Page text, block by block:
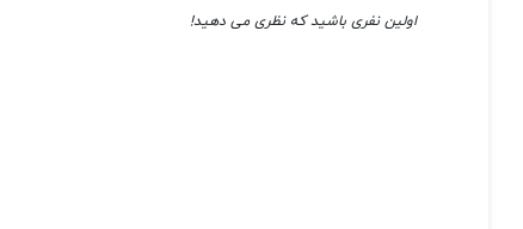
اولین نفری باشید که نظری می دهید!